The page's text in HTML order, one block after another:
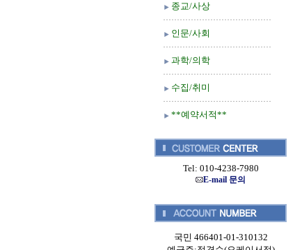
종교/사상
인문/사회
과학/의학
수집/취미
**예약서적**
Tel: 010-4238-7980
E-mail 문의
국민 466401-01-310132